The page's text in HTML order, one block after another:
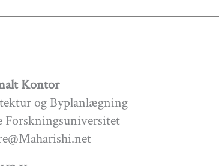
Kontor
og Byplanlægning